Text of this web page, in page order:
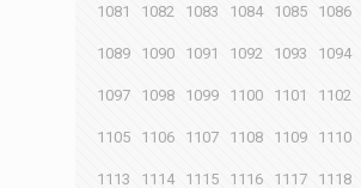
1081 1082 1083 1084 1085 1086
1089 1090 1091 1092 1093 1094
1097 1098 1099 1100 1101 1102
1105 1106 1107 1108 1109 1110
1113 1114 1115 1116 1117 1118